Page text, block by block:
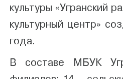
культуры «Угранский
культурный центр»
года.
В составе МБУК